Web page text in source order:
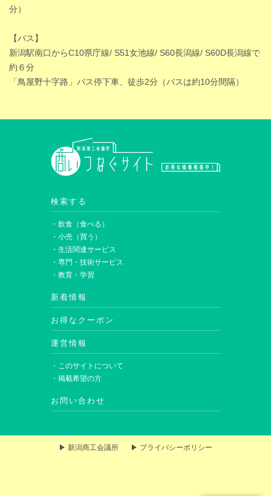
分）
【バス】
新潟駅南口からC10県庁線/ S51女池線/ S60長潟線/ S60D長潟線で
約６分
「鳥屋野十字路」バス停下車、徒歩2分（バスは約10分間隔）
検索する
・飲食（食べる）
・小売（買う）
・生活関連サービス
・専門・技術サービス
・教育・学習
新着情報
お得なクーポン
運営情報
・このサイトについて
・掲載希望の方
お問い合わせ
▶ 新潟商工会議所 ▶ プライバシーポリシー